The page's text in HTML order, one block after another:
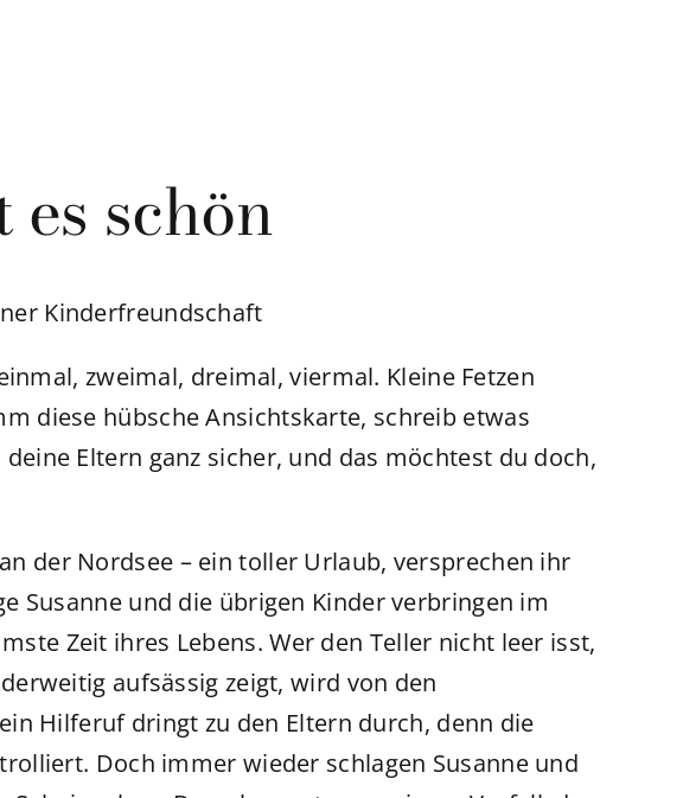
schön
Kinderfreundschaft
zweimal, dreimal, viermal. Kleine Fetzen
diese hübsche Ansichtskarte, schreib etwas
Eltern ganz sicher, und das möchtest du doch,
der Nordsee – ein toller Urlaub, versprechen ihr
Susanne und die übrigen Kinder verbringen im
Zeit ihres Lebens. Wer den Teller nicht leer isst,
aufsässig zeigt, wird von den
Hilferuf dringt zu den Eltern durch, denn die
Doch immer wieder schlagen Susanne und